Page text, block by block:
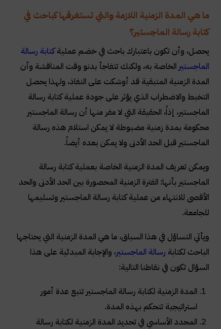
ما هي المدة الزمنية اللازمة والتي تستغرقها كباحث في
كتابة رسالة الماجستير؟
يحصل، وأن تكون باعتبارك باحث في خضم عمليةكتابة رسالة
الماجستير الخاصة به، ولكنك تتفاجأ بدنو وقت المناقشة وأن
المدة الزمنية المتبقية قد أوشكت على النفاذ، ولهذا يحصل
التخبط والاضطراب الذي يؤثر على جودة عملية كتابة رسالة
الماجستير، إذاً، الحقيقة التي لا مفر منها أن رسالة الماجستير
محكومة بمدة زمنية مضبوطة لا يمكن استلام هذه رسالة
الماجستير قبل الحد الأدنى ولا يمكن بعده أيضاً.
ويمكن تعريف المدة الزمنية الخاصة بعملية كتابة رسالة
الماجستير بأنها: الفترة الزمنية المحصورة بين الحد الأدنى والحد
الأقصى للانتهاء من عملية كتابة رسالة الماجستير وتسليمها
للجامعة.
ويأتي التساؤل في هذا السياق، ما هي المدة الزمنية التي يحتاجها
الباحث لكتابة رسالة الماجستير، والإجابة المبدئية على هذا
السؤال تكون في نقاطنا التالية:
المدة الزمنية لكتابة رسالة الماجستير تتبع عدة أمور
استراتيجية تتحكم بهذه المدة.
المحدد الأساسي في تحديد المدة الزمنية لكتابة رسالة